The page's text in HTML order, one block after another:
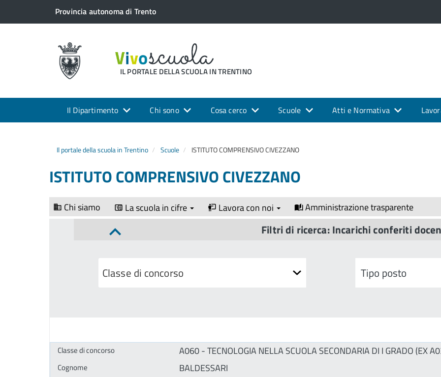
Provincia autonoma di Trento
IL PORTALE DELLA SCUOLA IN TRENTINO
Il Dipartimento Chi sono Cosa cerco Scuole Atti e Normativa
Il portale della scuola in Trentino Scuole ISTITUTO COMPRENSIVO CIVEZZANO
ISTITUTO COMPRENSIVO CIVEZZANO
Chi siamo La scuola in cifre Lavora con noi Amministrazione trasparente
Filtri di ricerca: Incarichi conferiti
A060 - TECNOLOGIA NELLA SCUOLA SECONDARIA DI I GRADO (EX
BALDESSARI